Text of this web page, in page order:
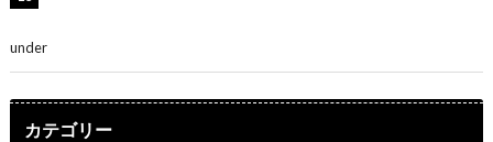
under
カテゴリー